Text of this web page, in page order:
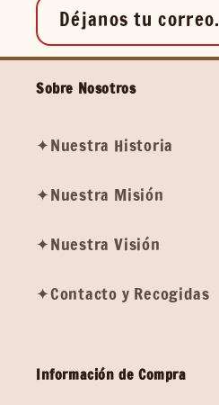
Déjanos tu correo.
Sobre Nosotros
✦Nuestra Historia
✦Nuestra Misión
✦Nuestra Visión
✦Contacto y Recogidas
Información de Compra